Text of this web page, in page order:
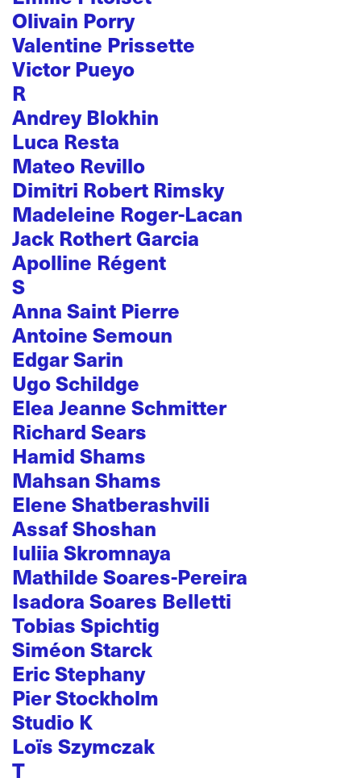
Olivain Porry
Valentine Prissette
Victor Pueyo
R
Andrey Blokhin
Luca Resta
Mateo Revillo
Dimitri Robert Rimsky
Madeleine Roger-Lacan
Jack Rothert Garcia
Apolline Régent
S
Anna Saint Pierre
Antoine Semoun
Edgar Sarin
Ugo Schildge
Elea Jeanne Schmitter
Richard Sears
Hamid Shams
Mahsan Shams
Elene Shatberashvili
Assaf Shoshan
Iuliia Skromnaya
Mathilde Soares-Pereira
Isadora Soares Belletti
Tobias Spichtig
Siméon Starck
Eric Stephany
Pier Stockholm
Studio K
Loïs Szymczak
T